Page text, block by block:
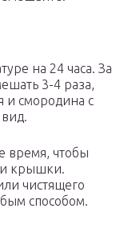
на 24 часа. За
3-4 раза,
и смородина с
время, чтобы
и крышки.
чистящего
способом.